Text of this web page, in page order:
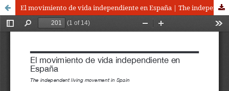
El movimiento de vida independiente en España | The independent living movement in Spain